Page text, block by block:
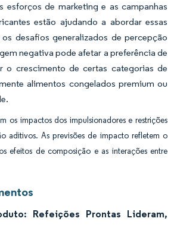
esforços de marketing e as campanhas
estão ajudando a abordar essas
desafios generalizados de percepção
negativa pode afetar a preferência de
o crescimento de certas categorias de
alimentos congelados premium ou
os impactos dos impulsionadores e restrições
aditivos. As previsões de impacto refletem o
efeitos de composição e as interações entre
Refeições Prontas Lideram,